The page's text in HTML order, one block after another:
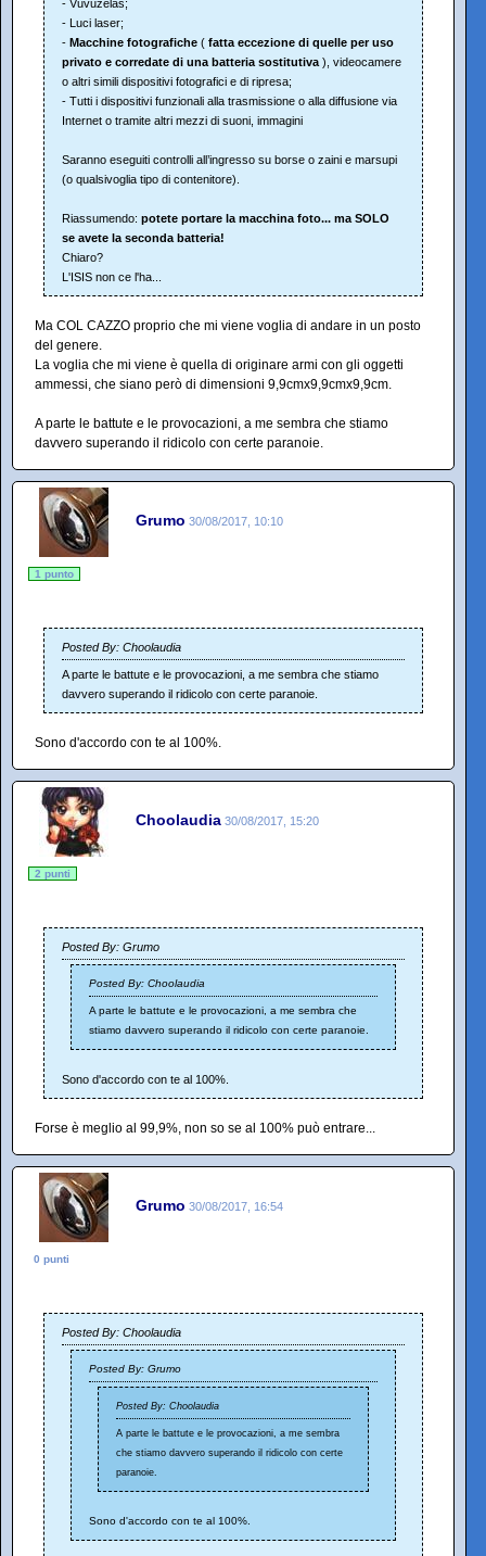
- Vuvuzelas;
- Luci laser;
- Macchine fotografiche ( fatta eccezione di quelle per uso
privato e corredate di una batteria sostitutiva ), videocamere
o altri simili dispositivi fotografici e di ripresa;
- Tutti i dispositivi funzionali alla trasmissione o alla diffusione via
Internet o tramite altri mezzi di suoni, immagini
Saranno eseguiti controlli all’ingresso su borse o zaini e marsupi
(o qualsivoglia tipo di contenitore).
Riassumendo: potete portare la macchina foto... ma SOLO
se avete la seconda batteria!
Chiaro?
L'ISIS non ce l'ha...
Ma COL CAZZO proprio che mi viene voglia di andare in un posto
del genere.
La voglia che mi viene è quella di originare armi con gli oggetti
ammessi, che siano però di dimensioni 9,9cmx9,9cmx9,9cm.
A parte le battute e le provocazioni, a me sembra che stiamo
davvero superando il ridicolo con certe paranoie.
Grumo 30/08/2017, 10:10
1 punto
Posted By: Choolaudia
A parte le battute e le provocazioni, a me sembra che stiamo
davvero superando il ridicolo con certe paranoie.
Sono d'accordo con te al 100%.
Choolaudia 30/08/2017, 15:20
2 punti
Posted By: Grumo
Posted By: Choolaudia
A parte le battute e le provocazioni, a me sembra che
stiamo davvero superando il ridicolo con certe paranoie.
Sono d'accordo con te al 100%.
Forse è meglio al 99,9%, non so se al 100% può entrare...
Grumo 30/08/2017, 16:54
0 punti
Posted By: Choolaudia
Posted By: Grumo
Posted By: Choolaudia
A parte le battute e le provocazioni, a me sembra
che stiamo davvero superando il ridicolo con certe
paranoie.
Sono d'accordo con te al 100%.